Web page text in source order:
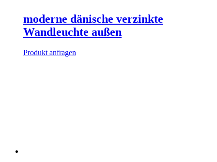
moderne dänische verzinkte
Wandleuchte außen
Produkt anfragen